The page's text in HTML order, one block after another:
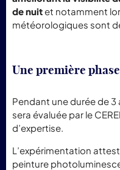
de nuitet notamment
météorologiques sont
Une première
Pendant une durée de
sera évaluée par le
d’expertise.
L’expérimentation
peinture